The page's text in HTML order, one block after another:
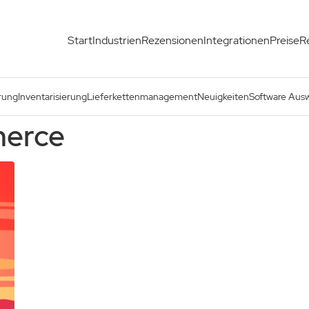
StartIndustrienRezensionenIntegrationenPreise
InventarisierungLieferkettenmanagementNeuigkeitenSoftware